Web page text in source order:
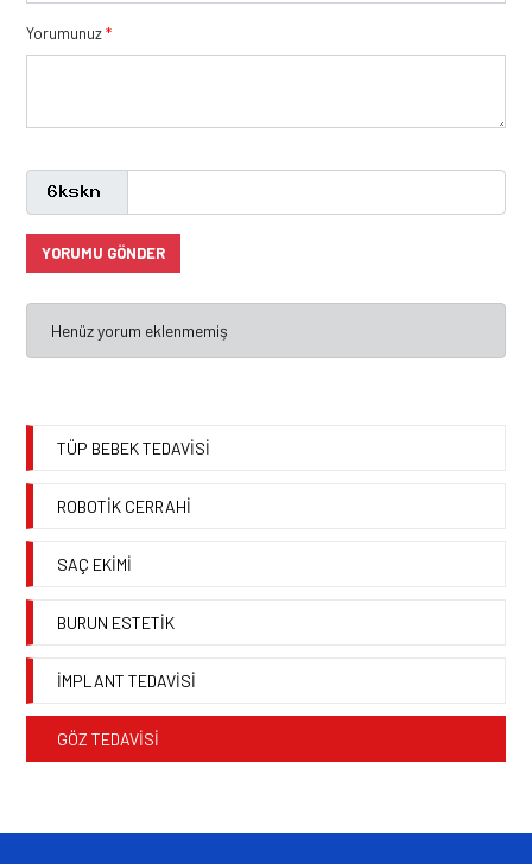
Yorumunuz*
YORUMU GÖNDER
Henüz yorum eklenmemiş
TÜP BEBEK TEDAVİSİ
ROBOTİK CERRAHİ
SAÇ EKİMİ
BURUN ESTETİK
İMPLANT TEDAVİSİ
GÖZ TEDAVİSİ